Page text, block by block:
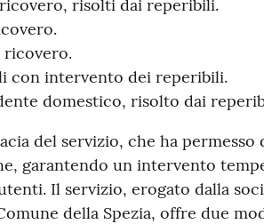
risolti dai reperibili.
ricovero.
con intervento dei reperibili.
domestico, risolto dai
del servizio, che ha permesso
garantendo un intervento
Il servizio, erogato dalla
della Spezia, offre due